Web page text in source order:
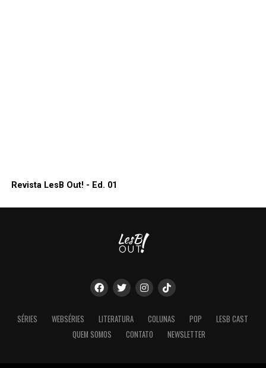
Revista LesB Out! - Ed. 01
SÉRIES WEBSÉRIES LITERATURA COLUNAS POP
LESB CAST
QUEM SOMOS
CONTATO NEWSLETTER